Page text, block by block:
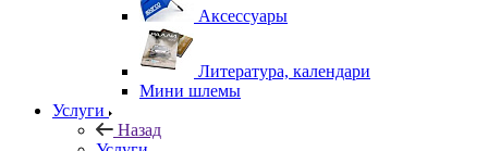
Аксессуары
Литература, календари
Мини шлемы
Услуги
Назад